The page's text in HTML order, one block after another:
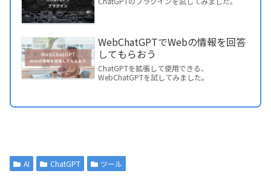
WebChatGPTでWebの情報を回答
してもらおう
ChatGPTを拡張して使用できる、
WebChatGPTを試してみました。
AI ChatGPT ツール